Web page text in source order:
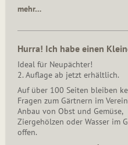
mehr…
Hurra! Ich habe einen
Ideal für Neupächter!
2. Auflage ab jetzt erhältlich.
Auf über 100 Seiten bleiben
Fragen zum Gärtnern im
Anbau von Obst und Gemüse,
Ziergehölzen oder Wasser im
offen.